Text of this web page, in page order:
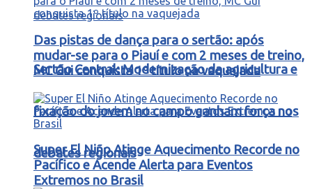
Sertão Central: Modernização da agricultura e
fixação do jovem no campo ganham força nos
debates regionais
Das pistas de dança para o sertão: após
mudar-se para o Piauí e com 2 meses de treino,
MC Gui conquista 1º título na vaquejada
Super El Niño Atinge Aquecimento Recorde no
Pacífico e Acende Alerta para Eventos
Extremos no Brasil